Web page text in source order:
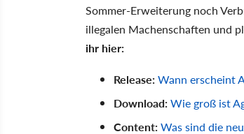
Sommer-Erweiterung noch
illegalen Machenschaften und
ihr hier:
Release:Wann erscheint
Download:Wie groß ist
Content:Was sind die